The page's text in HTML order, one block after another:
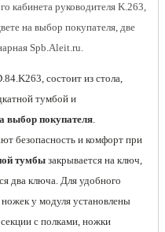
кабинета руководителя K.263,
на выбор покупателя, две
Spb.Aleit.ru.
состоит из стола,
тумбой и
выбор покупателя.
безопасность и комфорт при
тумбызакрывается на ключ,
два ключа. Для удобного
у модуля установлены
с полками, ножки